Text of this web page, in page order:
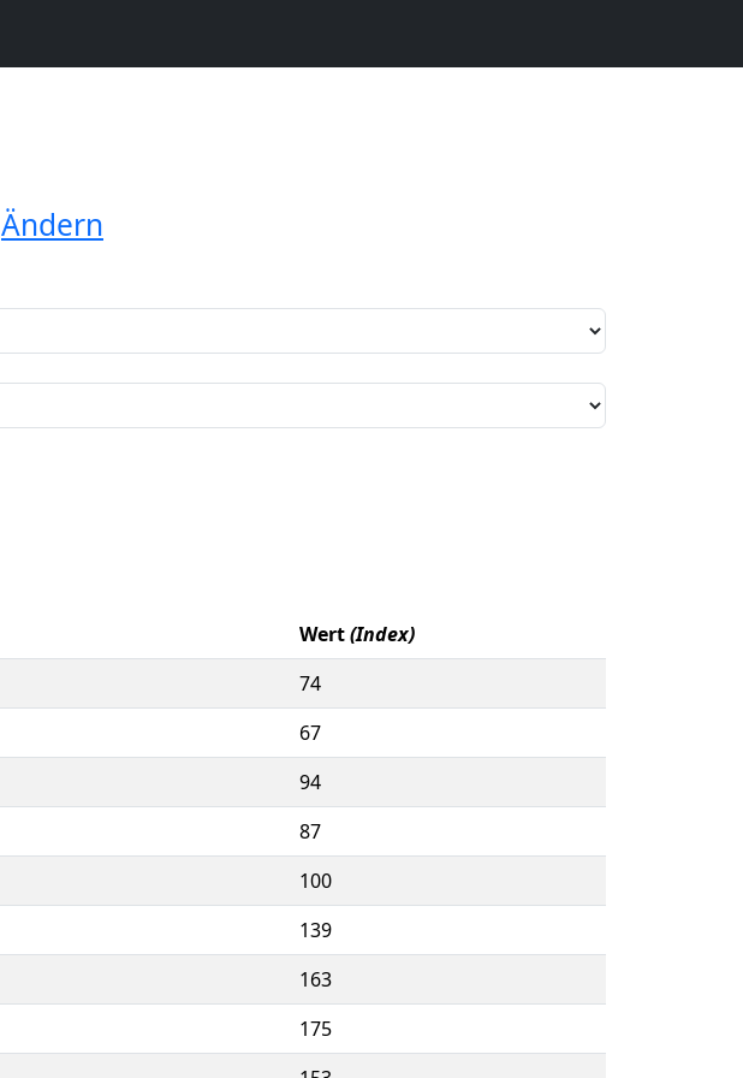
Ändern
Wert(Index)
74
67
94
87
100
139
163
175